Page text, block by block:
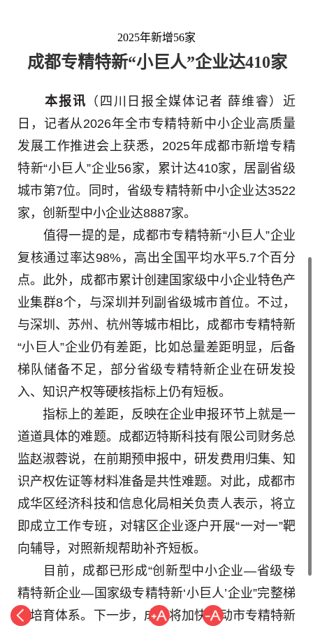
2025年新增56家
成都专精特新“小巨人”企业达410家
本报讯 （四川日报全媒体记者 薛维睿）近
日，记者从2026年全市专精特新中小企业高质量
发展工作推进会上获悉，2025年成都市新增专精
特新“小巨人”企业56家，累计达410家，居副省级
城市第7位。同时，省级专精特新中小企业达3522
家，创新型中小企业达8887家。
值得一提的是，成都市专精特新“小巨人”企业
复核通过率达98%，高出全国平均水平5.7个百分
点。此外，成都市累计创建国家级中小企业特色产
业集群8个，与深圳并列副省级城市首位。不过，
与深圳、苏州、杭州等城市相比，成都市专精特新
“小巨人”企业仍有差距，比如总量差距明显，后备
梯队储备不足，部分省级专精特新企业在研发投
入、知识产权等硬核指标上仍有短板。
指标上的差距，反映在企业申报环节上就是一
道道具体的难题。成都迈特斯科技有限公司财务总
监赵淑蓉说，在前期预申报中，研发费用归集、知
识产权佐证等材料准备是共性难题。对此，成都市
成华区经济科技和信息化局相关负责人表示，将立
即成立工作专班，对辖区企业逐户开展“一对一”靶
向辅导，对照新规帮助补齐短板。
目前，成都已形成“创新型中小企业—省级专
精特新企业—国家级专精特新‘小巨人’企业”完整梯
度培育体系。下一步，成都将加快推动市专精特新